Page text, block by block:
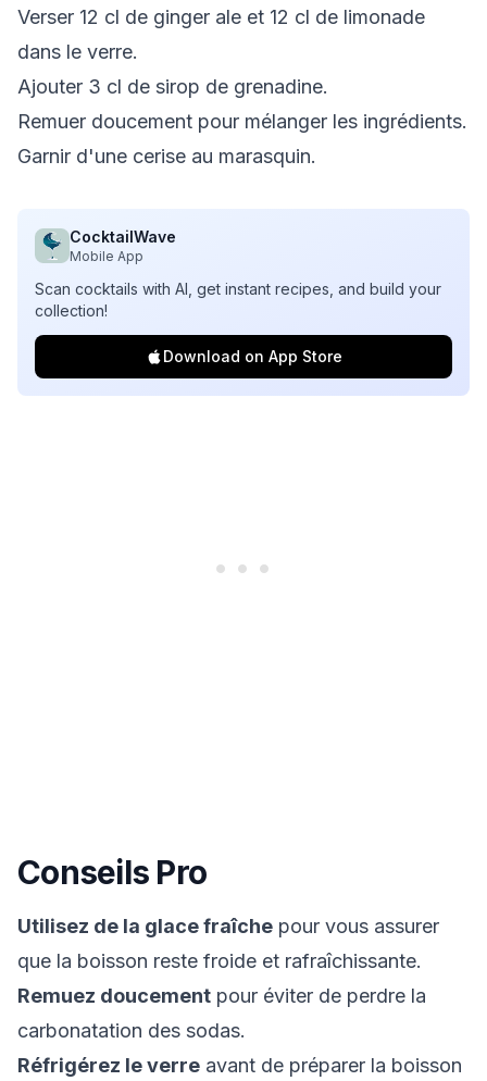
Verser 12 cl de ginger ale et 12 cl de limonade
dans le verre.
Ajouter 3 cl de sirop de grenadine.
Remuer doucement pour mélanger les ingrédients.
Garnir d'une cerise au marasquin.
CocktailWave
Mobile App
Scan cocktails with AI, get instant recipes, and build your
collection!
Download on App Store
Conseils Pro
Utilisez de la glace fraîche pour vous assurer
que la boisson reste froide et rafraîchissante.
Remuez doucement pour éviter de perdre la
carbonatation des sodas.
Réfrigérez le verre avant de préparer la boisson